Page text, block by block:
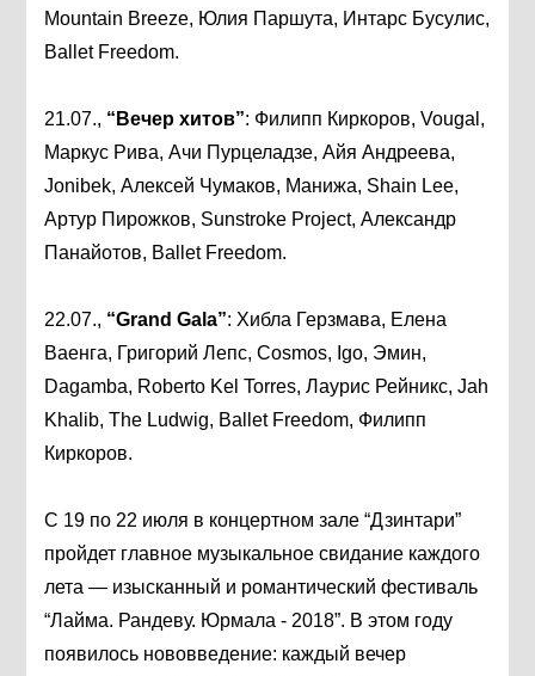
Mountain Breeze, Юлия Паршута, Интарс Бусулис,
Ballet Freedom.
21.07., “Вечер хитов”: Филипп Киркоров, Vougal,
Маркус Рива, Ачи Пурцеладзе, Айя Андреева,
Jonibek, Алексей Чумаков, Манижа, Shain Lee,
Артур Пирожков, Sunstroke Project, Александр
Панайотов, Ballet Freedom.
22.07., “Grand Gala”: Хибла Герзмава, Елена
Ваенга, Григорий Лепс, Cosmos, Igo, Эмин,
Dagamba, Roberto Kel Torres, Лаурис Рейникс, Jah
Khalib, The Ludwig, Ballet Freedom, Филипп
Киркоров.
С 19 по 22 июля в концертном зале “Дзинтари”
пройдет главное музыкальное свидание каждого
лета — изысканный и романтический фестиваль
“Лайма. Рандеву. Юрмала - 2018”. В этом году
появилось нововведение: каждый вечер